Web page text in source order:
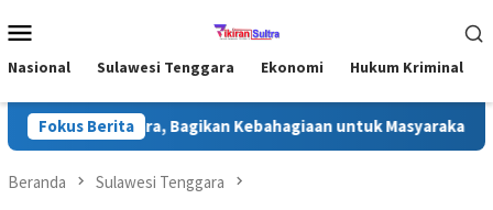
ke
Mobile
Nasional Sulawesi Tenggara Ekonomi Hukum Kriminal
Fokus Berita
Konawe Utara, Bagikan Kebahagiaan untuk Masyarakat
Beranda Sulawesi Tenggara